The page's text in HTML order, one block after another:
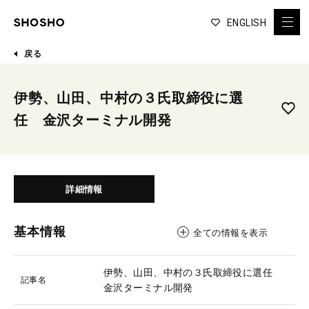
ENGLISH
戻る
伊勢、山田、中村の３氏取締役に選
任 金沢ターミナル開発
詳細情報
基本情報 全ての情報を表示
記事名
伊勢、山田、中村の３氏取締役に選任
金沢ターミナル開発